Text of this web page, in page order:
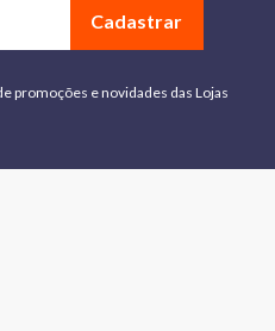
Cadastrar
promoções e novidades das Lojas